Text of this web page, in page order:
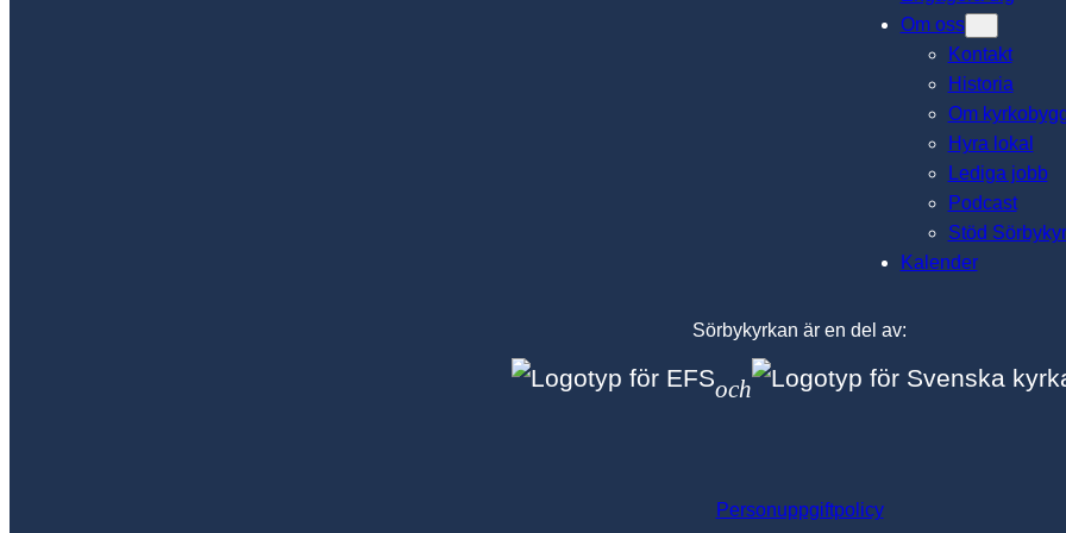
Om oss
Kontakt
Historia
Om
Hyra lokal
Lediga jobb
Podcast
Stöd
Kalender
Sörbykyrkan är en del av:
och
Personuppgiftpolicy